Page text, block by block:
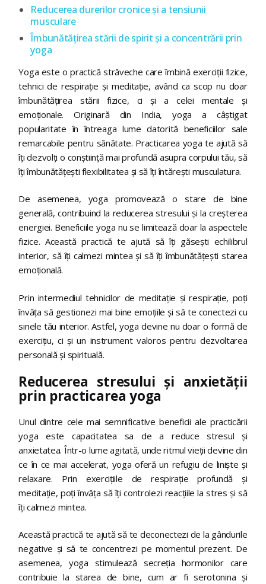
Reducerea durerilor cronice și a tensiunii
musculare
Îmbunătățirea stării de spirit și a concentrării prin
yoga
Yoga este o practică străveche care îmbină exerciții fizice,
tehnici de respirație și meditație, având ca scop nu doar
îmbunătățirea stării fizice, ci și a celei mentale și
emoționale. Originară din India, yoga a câștigat
popularitate în întreaga lume datorită beneficiilor sale
remarcabile pentru sănătate. Practicarea yoga te ajută să
îți dezvolți o conștiință mai profundă asupra corpului tău, să
îți îmbunătățești flexibilitatea și să îți întărești musculatura.
De asemenea, yoga promovează o stare de bine
generală, contribuind la reducerea stresului și la creșterea
energiei. Beneficiile yoga nu se limitează doar la aspectele
fizice. Această practică te ajută să îți găsești echilibrul
interior, să îți calmezi mintea și să îți îmbunătățești starea
emoțională.
Prin intermediul tehnicilor de meditație și respirație, poți
învăța să gestionezi mai bine emoțiile și să te conectezi cu
sinele tău interior. Astfel, yoga devine nu doar o formă de
exercițiu, ci și un instrument valoros pentru dezvoltarea
personală și spirituală.
Reducerea stresului și anxietății
prin practicarea yoga
Unul dintre cele mai semnificative beneficii ale practicării
yoga este capacitatea sa de a reduce stresul și
anxietatea. Într-o lume agitată, unde ritmul vieții devine din
ce în ce mai accelerat, yoga oferă un refugiu de liniște și
relaxare. Prin exercițiile de respirație profundă și
meditație, poți învăța să îți controlezi reacțiile la stres și să
îți calmezi mintea.
Această practică te ajută să te deconectezi de la gândurile
negative și să te concentrezi pe momentul prezent. De
asemenea, yoga stimulează secreția hormonilor care
contribuie la starea de bine, cum ar fi serotonina și